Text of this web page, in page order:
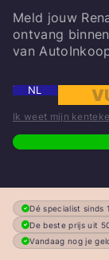
Meld jouw
ontvang
van
NL
Ik weet mijn
Dé specialist sinds
De beste prijs uit
Vandaag nog je